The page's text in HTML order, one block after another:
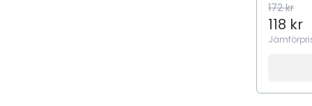
172 kr
118 kr